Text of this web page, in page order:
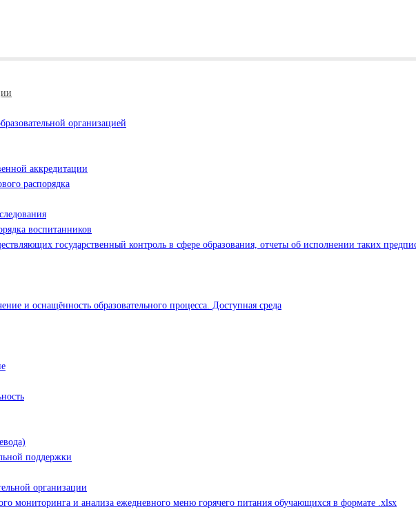
организацией
аккредитации
распорядка
воспитанников
государственный контроль в сфере образования, отчеты об исполнении таких
и оснащённость образовательного процесса. Доступная среда
поддержки
организации
мониторинга и анализа ежедневного меню горячего питания обучающихся в формате .xlsx